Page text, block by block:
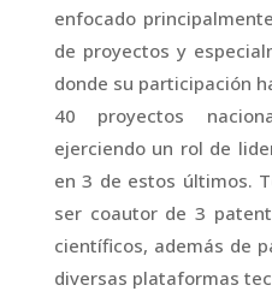
enfocado
de proyectos y
donde su participación
40 proyectos
ejerciendo un rol de
en 3 de estos últimos.
ser coautor de 3
científicos, además de
diversas plataformas